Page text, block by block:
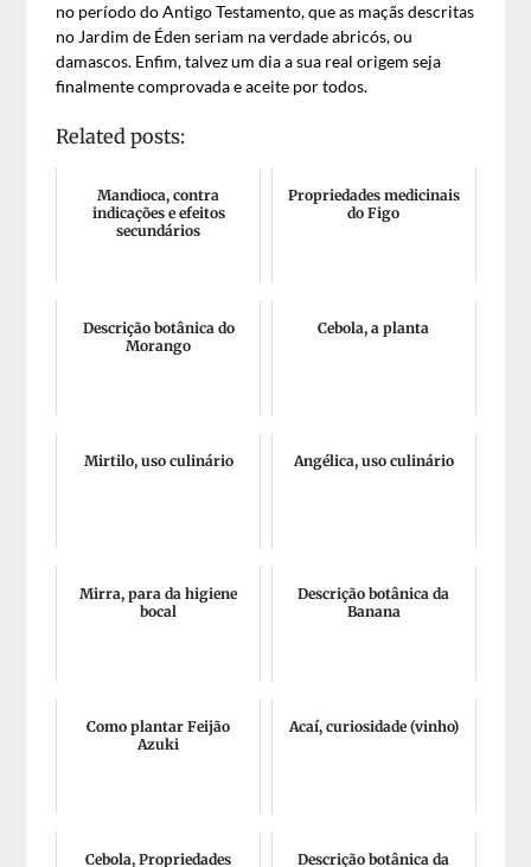
no período do Antigo Testamento, que as maçãs descritas
no Jardim de Éden seriam na verdade abricós, ou
damascos. Enfim, talvez um dia a sua real origem seja
finalmente comprovada e aceite por todos.
Related posts:
Mandioca, contra
indicações e efeitos
secundários
Propriedades medicinais
do Figo
Descrição botânica do
Morango
Cebola, a planta
Mirtilo, uso culinário Angélica, uso culinário
Mirra, para da higiene
bocal
Descrição botânica da
Banana
Como plantar Feijão
Azuki
Acaí, curiosidade (vinho)
Cebola, Propriedades
Descrição botânica da